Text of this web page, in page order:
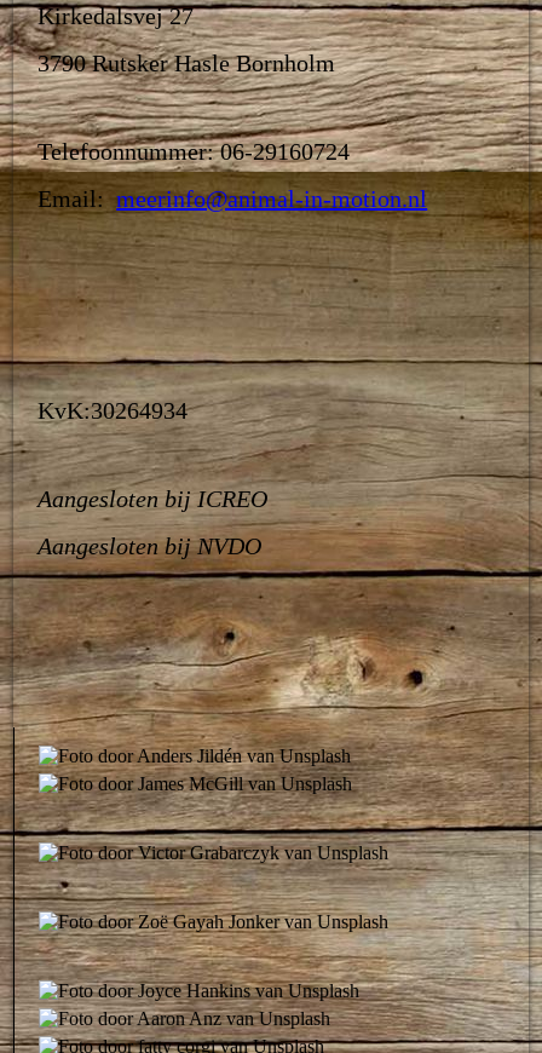
Kirkedalsvej 27
3790 Rutsker Hasle Bornholm
Telefoonnummer: 06-29160724
Email:meerinfo@animal-in-motion.nl
KvK:30264934
Aangesloten bij ICREO
Aangesloten bij NVDO